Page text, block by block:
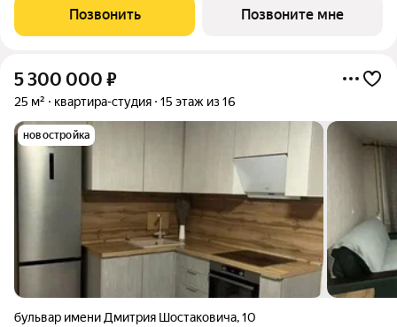
этажей. Проект объединяет просторные квартиры с
панорамными окнами, продуманные
Позвонить Позвоните мне
5 300 000 ₽
25 м² квартира-студия 15 этаж из 16
новостройка
бульвар имени Дмитрия Шостаковича,10